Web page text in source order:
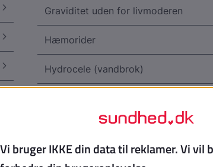
Graviditet uden for livmoderen
Hæmorider
Hydrocele (vandbrok)
Inguinalhernie, lyskebrok
Invagination - tyndtarm